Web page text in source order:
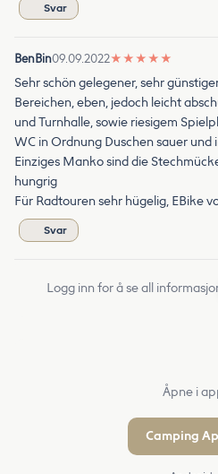
Svar
BenBin09.09.2022★ ★ ★ ★ ★
Sehr schön gelegener, sehr
Bereichen, eben, jedoch leicht
und Turnhalle, sowie riesigem
WC in Ordnung Duschen sauer und
Einziges Manko sind die
hungrig
Für Radtouren sehr hügelig, EBike
Svar
Logg inn for å se all
Åpne i
Camping